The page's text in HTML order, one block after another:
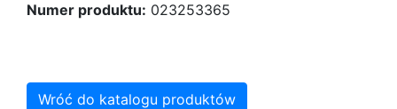
Numer produktu: 023253365
Wróć do katalogu produktów